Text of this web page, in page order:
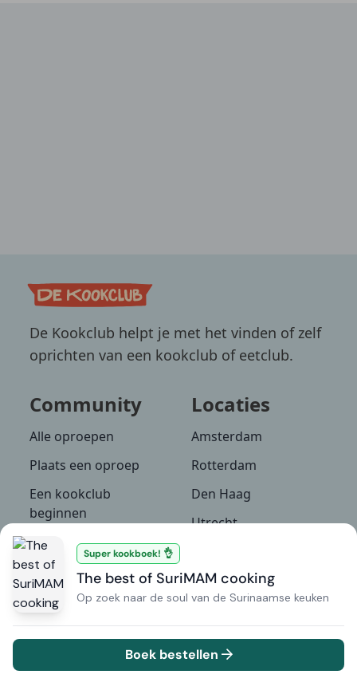
Super kookboek! 👌
The best of SuriMAM cooking
Op zoek naar de soul van de Surinaamse keuken
Boek bestellen
De Kookclub helpt je met het vinden of zelf
oprichten van een kookclub of eetclub.
Community
Alle oproepen
Plaats een oproep
Een kookclub
beginnen
Recepten
Culinaire
evenementen
NIEUW
Locaties
Amsterdam
Rotterdam
Den Haag
Utrecht
Bekijk alle locaties
Kennisbank
Kookboeken
De Kookclub
Over ons